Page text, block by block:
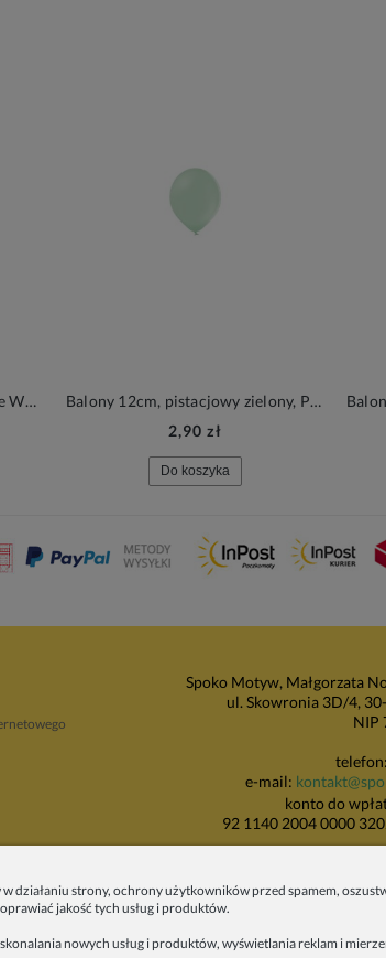
Balony 30cm, biały, Pastel Pure White, 6szt.| PartyDeco Strong Balloons
Balony 12cm, pistacjowy zielony, Pastel Pistachio, 6szt.| PartyDeco Strong Balloons
2,90 zł
Do koszyka
Spoko Motyw, Małgorzata
ul. Skowronia 3D/4,
NIP
e-mail:
konto do
92 1140 2004 0000
Pracownia
ul. Wadowicka 8i (za
strony, ochrony użytkowników przed spamem,
jakość tych usług i produktów.
nowych usług i produktów, wyświetlania reklam i